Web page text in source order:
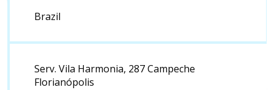
Brazil
Serv. Vila Harmonia, 287 Campeche
Florianópolis